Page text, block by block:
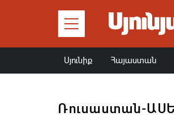
Սյունիք Հայաստան
Ռուսաստան-